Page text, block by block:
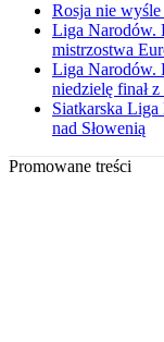
Rosja nie
Liga Narodów.
mistrzostwa
Liga Narodów.
niedzielę finał
Siatkarska
nad Słowenią
Promowane treści